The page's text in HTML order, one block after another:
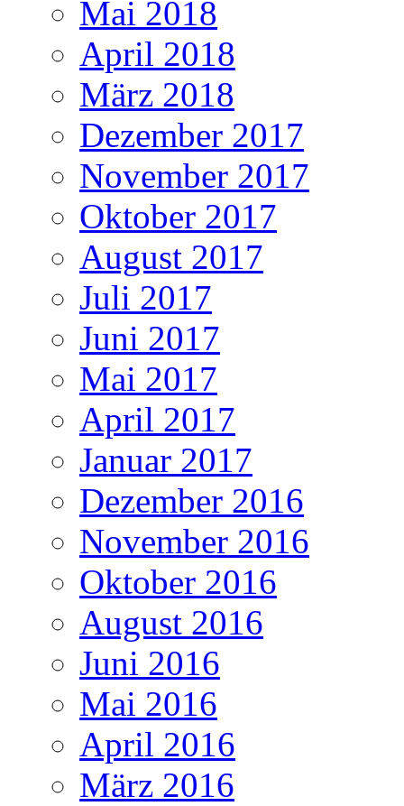
Mai 2018
April 2018
März 2018
Dezember 2017
November 2017
Oktober 2017
August 2017
Juli 2017
Juni 2017
Mai 2017
April 2017
Januar 2017
Dezember 2016
November 2016
Oktober 2016
August 2016
Juni 2016
Mai 2016
April 2016
März 2016